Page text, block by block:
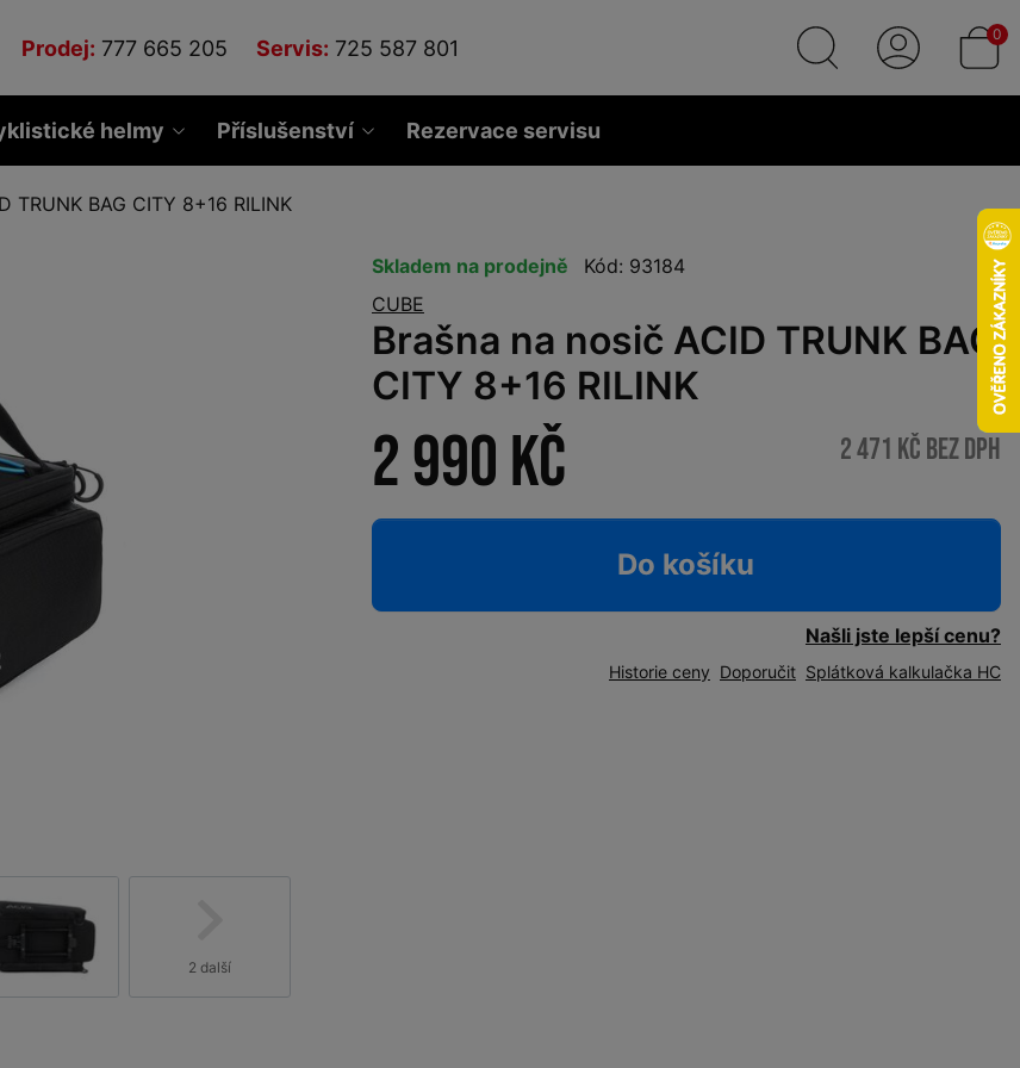
Prodej: 777 665 205 Servis: 725 587 801
0
helmy Příslušenství Rezervace servisu
TRUNK BAG CITY 8+16 RILINK
2 další
Skladem na prodejně
Kód: 93184
CUBE
Brašna na nosič ACID TRUNK BAG
CITY 8+16 RILINK
2 990 Kč 2 471 Kč bez DPH
Do košíku
Našli jste lepší cenu?
Historie ceny Doporučit Splátková kalkulačka HC